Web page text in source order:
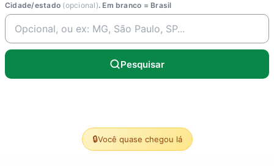
Cidade/estado (opcional). Em branco = Brasil
Pesquisar
🔒Você quase chegou lá